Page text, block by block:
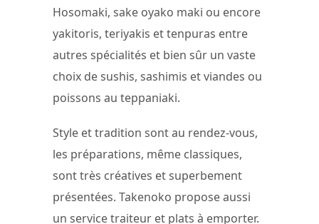
Hosomaki, sake oyako maki ou encore
yakitoris, teriyakis et tenpuras entre
autres spécialités et bien sûr un vaste
choix de sushis, sashimis et viandes ou
poissons au teppaniaki.
Style et tradition sont au rendez-vous,
les préparations, même classiques,
sont très créatives et superbement
présentées. Takenoko propose aussi
un service traiteur et plats à emporter.